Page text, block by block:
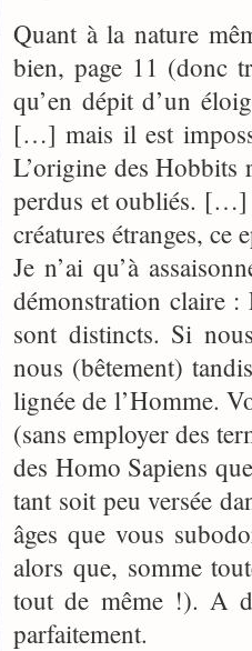
Quant à la nature
bien, page 11 (donc
qu’en dépit d’un
[…] mais il est
L’origine des Hobbits
perdus et oubliés. […]
créatures étranges, ce
Je n’ai qu’à
démonstration claire :
sont distincts. Si
nous (bêtement)
lignée de l’Homme.
(sans employer des
des Homo Sapiens
tant soit peu versée
âges que vous
alors que, somme
tout de même !). A
parfaitement.